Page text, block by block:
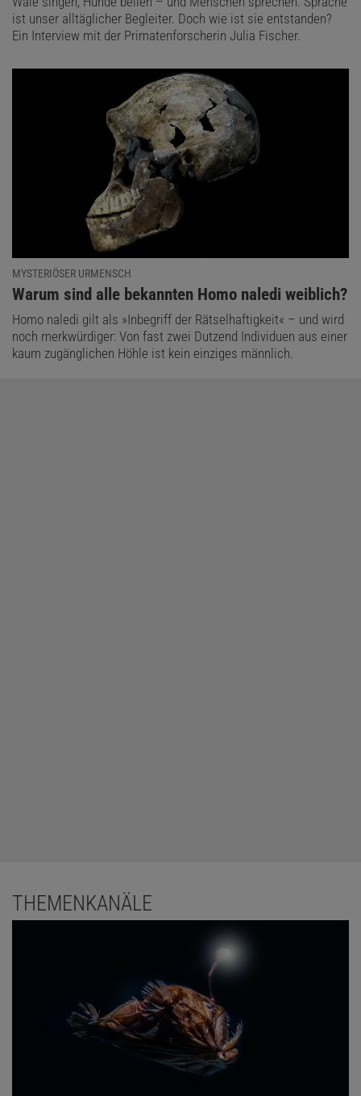
ist unser alltäglicher Begleiter. Doch wie ist sie entstanden?
Ein Interview mit der Primatenforscherin Julia Fischer.
MYSTERIÖSER URMENSCH
:
Warum sind alle bekannten Homo naledi weiblich?
Homo naledi gilt als »Inbegriff der Rätselhaftigkeit« – und wird
noch merkwürdiger: Von fast zwei Dutzend Individuen aus einer
kaum zugänglichen Höhle ist kein einziges männlich.
THEMENKANÄLE